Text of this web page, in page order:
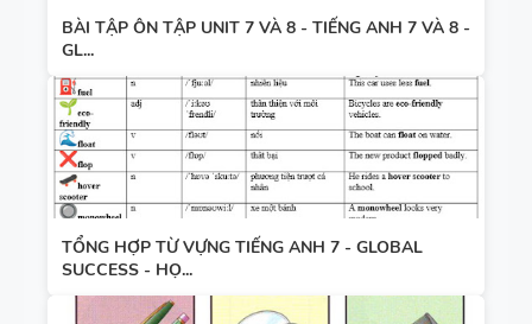
BÀI TẬP ÔN TẬP UNIT 7 VÀ 8 - TIẾNG ANH 7 VÀ 8 -
GL...
TỔNG HỢP TỪ VỰNG TIẾNG ANH 7 - GLOBAL
SUCCESS - HỌ...